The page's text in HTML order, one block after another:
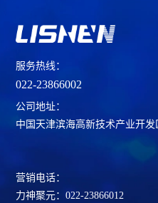
服务热线：
022-23866002
公司地址：
中国天津滨海高新技术产业开发
营销电话：
力神聚元：022-23866012